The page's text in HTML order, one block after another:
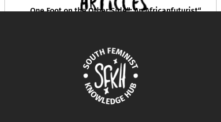
“One Foot on the Other Side”: An Africanfuturist